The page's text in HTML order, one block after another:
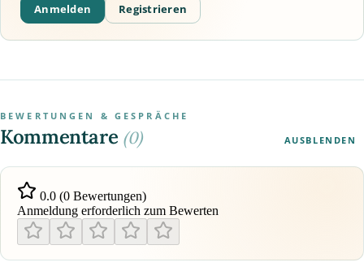
Anmelden Registrieren
BEWERTUNGEN & GESPRÄCHE
Kommentare (0) AUSBLENDEN
0.0 (0 Bewertungen)
Anmeldung erforderlich zum Bewerten